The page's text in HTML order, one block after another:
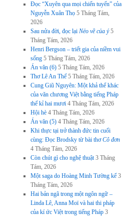
Đọc “Xuyên qua mọi chiến tuyến” của
Nguyễn Xuân Thọ 5 Tháng Tám,
2026
Sau nửa đời, đọc lại Nẻo về của ý 5
Tháng Tám, 2026
Henri Bergson – triết gia của niềm vui
sống 5 Tháng Tám, 2026
Án văn (6) 5 Tháng Tám, 2026
Thơ Lê An Thế 5 Tháng Tám, 2026
Cung Giũ Nguyên: Một khả thể khác
của văn chương Việt bằng tiếng Pháp
thế kỉ hai mươi 4 Tháng Tám, 2026
Hội hè 4 Tháng Tám, 2026
Án văn (5) 4 Tháng Tám, 2026
Khi thực tại trở thành đức tin cuối
cùng: Đọc Brodsky từ bài thơCô đơn
4 Tháng Tám, 2026
Còn chút gì cho nghệ thuật 3 Tháng
Tám, 2026
Một saga do Hoàng Minh Tường kể 3
Tháng Tám, 2026
Hai bản ngã trong một ngôn ngữ –
Linda Lê, Anna Moï và hai thi pháp
của kí ức Việt trong tiếng Pháp 3